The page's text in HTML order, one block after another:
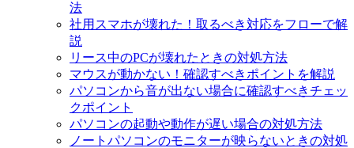
法
社用スマホが壊れた！取るべき対応をフローで解
説
リース中のPCが壊れたときの対処方法
マウスが動かない！確認すべきポイントを解説
パソコンから音が出ない場合に確認すべきチェッ
クポイント
パソコンの起動や動作が遅い場合の対処方法
ノートパソコンのモニターが映らないときの対処